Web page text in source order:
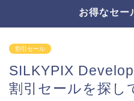
お得なセー
割引セール
SILKYPIX
割引セールを探し